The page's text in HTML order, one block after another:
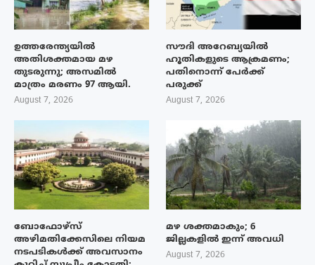
ഉത്തരേന്ത്യയിൽ
അതിശക്തമായ മഴ
തുടരുന്നു; അസമിൽ
മാത്രം മരണം 97 ആയി.
August 7, 2026
സൗദി അറേബ്യയിൽ
ഹൂതികളുടെ ആക്രമണം;
പതിനൊന്ന് പേർക്ക്
പരുക്ക്
August 7, 2026
ബോഫോഴ്‌സ്
അഴിമതിക്കേസിലെ നിയമ
നടപടികൾക്ക് അവസാനം
മഴ ശക്തമാകും; 6
ജില്ലകളിൽ ഇന്ന് അവധി
August 7, 2026